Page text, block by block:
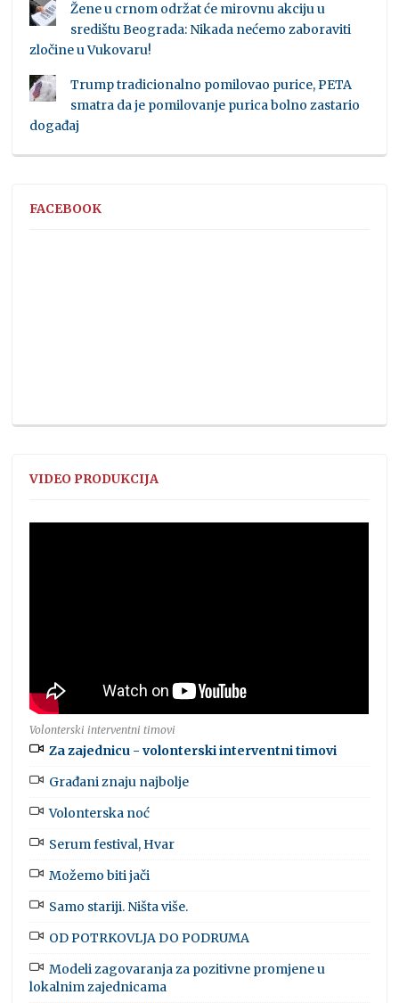
Žene u crnom održat će mirovnu akciju u
središtu Beograda: Nikada nećemo zaboraviti
zločine u Vukovaru!
Trump tradicionalno pomilovao purice, PETA
smatra da je pomilovanje purica bolno zastario
događaj
FACEBOOK
VIDEO PRODUKCIJA
Volonterski interventni timovi
Za zajednicu - volonterski interventni timovi
Građani znaju najbolje
Volonterska noć
Serum festival, Hvar
Možemo biti jači
Samo stariji. Ništa više.
OD POTRKOVLJA DO PODRUMA
Modeli zagovaranja za pozitivne promjene u
lokalnim zajednicama